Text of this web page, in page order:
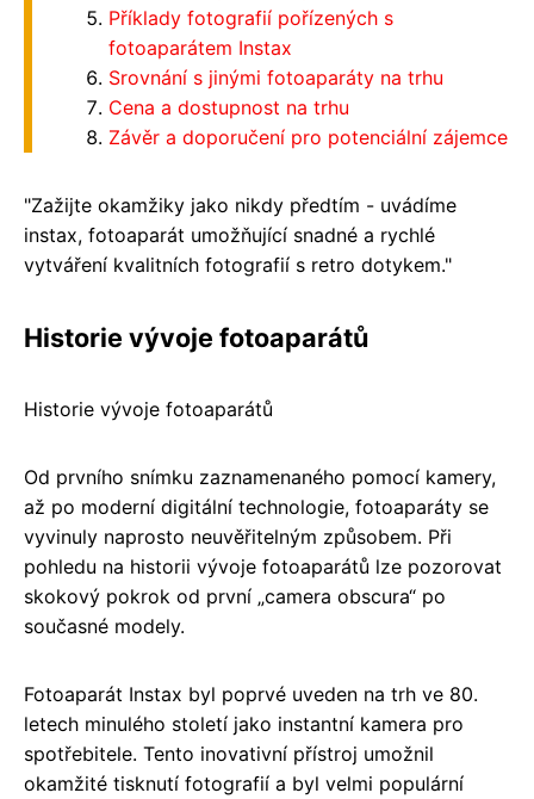
Příklady fotografií pořízených s
fotoaparátem Instax
Srovnání s jinými fotoaparáty na trhu
Cena a dostupnost na trhu
Závěr a doporučení pro potenciální zájemce
"Zažijte okamžiky jako nikdy předtím - uvádíme
instax, fotoaparát umožňující snadné a rychlé
vytváření kvalitních fotografií s retro dotykem."
Historie vývoje fotoaparátů
Historie vývoje fotoaparátů
Od prvního snímku zaznamenaného pomocí kamery,
až po moderní digitální technologie, fotoaparáty se
vyvinuly naprosto neuvěřitelným způsobem. Při
pohledu na historii vývoje fotoaparátů lze pozorovat
skokový pokrok od první „camera obscura“ po
současné modely.
Fotoaparát Instax byl poprvé uveden na trh ve 80.
letech minulého století jako instantní kamera pro
spotřebitele. Tento inovativní přístroj umožnil
okamžité tisknutí fotografií a byl velmi populární